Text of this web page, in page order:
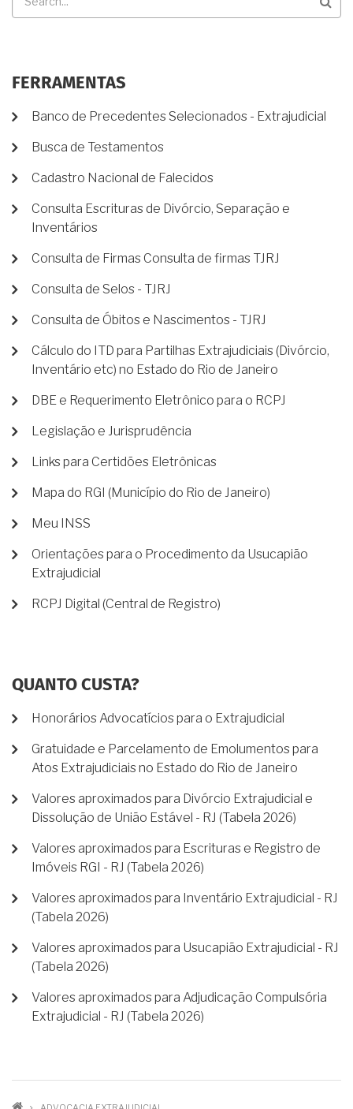
FERRAMENTAS
Banco de Precedentes Selecionados - Extrajudicial
Busca de Testamentos
Cadastro Nacional de Falecidos
Consulta Escrituras de Divórcio, Separação e
Inventários
Consulta de Firmas Consulta de firmas TJRJ
Consulta de Selos - TJRJ
Consulta de Óbitos e Nascimentos - TJRJ
Cálculo do ITD para Partilhas Extrajudiciais (Divórcio,
Inventário etc) no Estado do Rio de Janeiro
DBE e Requerimento Eletrônico para o RCPJ
Legislação e Jurisprudência
Links para Certidões Eletrônicas
Mapa do RGI (Município do Rio de Janeiro)
Meu INSS
Orientações para o Procedimento da Usucapião
Extrajudicial
RCPJ Digital (Central de Registro)
QUANTO CUSTA?
Honorários Advocatícios para o Extrajudicial
Gratuidade e Parcelamento de Emolumentos para
Atos Extrajudiciais no Estado do Rio de Janeiro
Valores aproximados para Divórcio Extrajudicial e
Dissolução de União Estável - RJ (Tabela 2026)
Valores aproximados para Escrituras e Registro de
Imóveis RGI - RJ (Tabela 2026)
Valores aproximados para Inventário Extrajudicial - RJ
(Tabela 2026)
Valores aproximados para Usucapião Extrajudicial - RJ
(Tabela 2026)
Valores aproximados para Adjudicação Compulsória
Extrajudicial - RJ (Tabela 2026)